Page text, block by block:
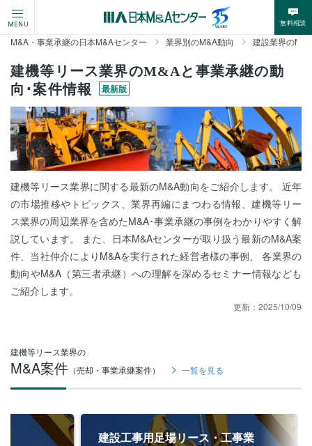
MENU 無料相談
M&A・事業承継の日本M&Aセンター 業界別のM&A動向 建設業界のM&A
建機等リース業界のM&Aと事業承継の動
向･案件情報
最新版
建機等リース業界に関する最新のM&A動向をご紹介します。 近年
の市場推移やトピックス、業界再編にまつわる情報、建機等リー
ス業界の周辺業界を含めたM&A･事業承継の事例をわかりやすく解
説しています。 また、日本M&Aセンターが取り扱う最新のM&A案
件、当社仲介によりM&Aを実行された経営者様の事例、 各業界の
動向やM&A（第三者承継）への理解を深めるセミナー情報なども
ご紹介します。
更新： 2025/10/09
建機等リース業界の
M&A案件 （売却・事業承継案件） 一覧を見る
建設工事用足場リース・工事業